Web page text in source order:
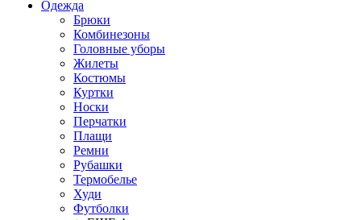
Одежда
Брюки
Комбинезоны
Головные уборы
Жилеты
Костюмы
Куртки
Носки
Перчатки
Плащи
Ремни
Рубашки
Термобелье
Худи
Футболки